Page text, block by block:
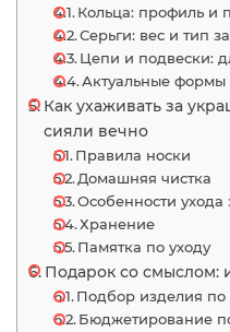
Кольца: профиль и
Серьги: вес и тип
Цепи и подвески:
Актуальные формы
Как ухаживать за
сияли вечно
Правила носки
Домашняя чистка
Особенности
Хранение
Памятка по уходу
Подарок со смыслом:
Подбор изделия по
Бюджетирование